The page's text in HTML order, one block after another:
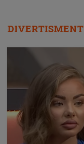
DIVERTISMENT